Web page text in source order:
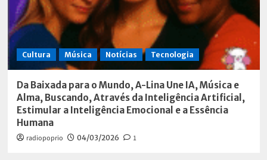
Cultura Música Notícias Tecnologia
Da Baixada para o Mundo, A-Lina Une IA, Música e
Alma, Buscando, Através da Inteligência Artificial,
Estimular a Inteligência Emocional e a Essência
Humana
radiopoprio 04/03/2026 1